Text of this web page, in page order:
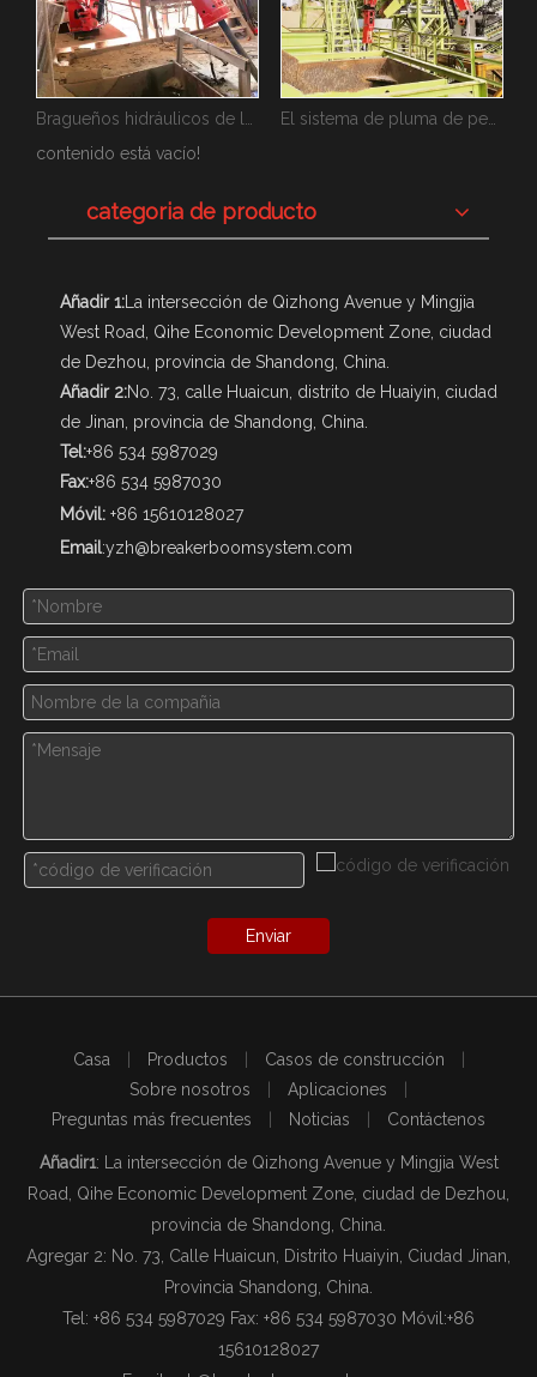
China Boom Pedestal
contenido está vacío!
categoria de producto
Añadir 1: La intersección de Qizhong Avenue y Mingjia
West Road, Qihe Economic Development Zone, ciudad
de Dezhou, provincia de Shandong, China.
Añadir 2:No. 73, calle Huaicun, distrito de Huaiyin, ciudad
de Jinan, provincia de Shandong, China.
Tel:+86 534 5987029
Fax:+86 534 5987030
Móvil: +86 15610128027
Email:yzh@breakerboomsystem.com
Enviar
Casa Productos Casos de construcción
Sobre nosotros
Aplicaciones
Preguntas más frecuentes
Noticias Contáctenos
Añadir1: La intersección de Qizhong Avenue y Mingjia West
Road, Qihe Economic Development Zone, ciudad de Dezhou,
provincia de Shandong, China.
Agregar 2: No. 73, Calle Huaicun, Distrito Huaiyin, Ciudad Jinan,
Provincia Shandong, China.
Tel: +86 534 5987029 Fax: +86 534 5987030 Móvil:+86
15610128027